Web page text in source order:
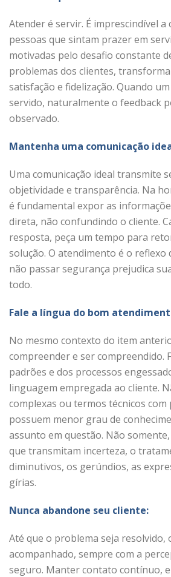
Atender é servir. É imprescindível a
pessoas que sintam prazer em
motivadas pelo desafio constante
problemas dos clientes,
satisfação e fidelização. Quando
servido, naturalmente o feedback
observado.
Mantenha uma comunicação
Uma comunicação ideal transmite
objetividade e transparência. Na
é fundamental expor as
direta, não confundindo o cliente.
resposta, peça um tempo para
solução. O atendimento é o reflexo
não passar segurança prejudica
todo.
Fale a língua do bom
No mesmo contexto do item
compreender e ser compreendido.
padrões e dos processos
linguagem empregada ao cliente.
complexas ou termos técnicos com
possuem menor grau de
assunto em questão. Não
que transmitam incerteza, o
diminutivos, os gerúndios, as
gírias.
Nunca abandone seu cliente:
Até que o problema seja resolvido,
acompanhado, sempre com a
seguro. Manter contato contínuo,